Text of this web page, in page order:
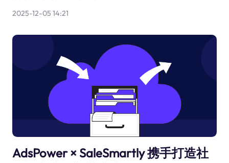
2025-12-05 14:21
AdsPower × SaleSmartly 携手打造社